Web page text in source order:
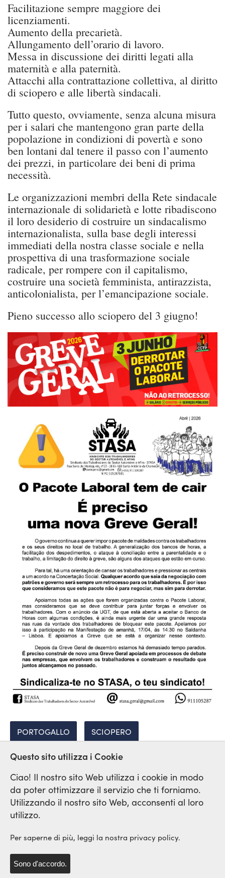
Facilitazione sempre maggiore dei
licenziamenti.
Aumento della precarietà.
Allungamento dell’orario di lavoro.
Messa in discussione dei diritti legati alla
maternità e alla paternità.
Attacchi alla contrattazione collettiva, al diritto
di sciopero e alle libertà sindacali.
Tutto questo, ovviamente, senza alcuna misura
per i salari che mantengono gran parte della
popolazione in condizioni di povertà e sono
ben lontani dal tenere il passo con l’aumento
dei prezzi, in particolare dei beni di prima
necessità.
Le organizzazioni membri della Rete sindacale
internazionale di solidarietà e lotte ribadiscono
il loro desiderio di costruire un sindacalismo
internazionalista, sulla base degli interessi
immediati della nostra classe sociale e nella
prospettiva di una trasformazione sociale
radicale, per rompere con il capitalismo,
costruire una società femminista, antirazzista,
anticolonialista, per l’emancipazione sociale.
Pieno successo allo sciopero del 3 giugno!
PORTOGALLO SCIOPERO
CONTRORIFORMA
Rete Sindicale Internazionale
Questo sito utilizza i Cookie
Ciao! Il nostro sito Web utilizza i cookie in modo
da poter ottimizzare il servizio che ti forniamo.
Utilizzando il nostro sito Web, acconsenti al loro
utilizzo.
Per saperne di più, leggi la nostra privacy policy.
Sono d'accordo.